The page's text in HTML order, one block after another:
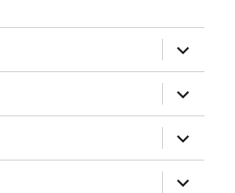
öffnen
öffnen
öffnen